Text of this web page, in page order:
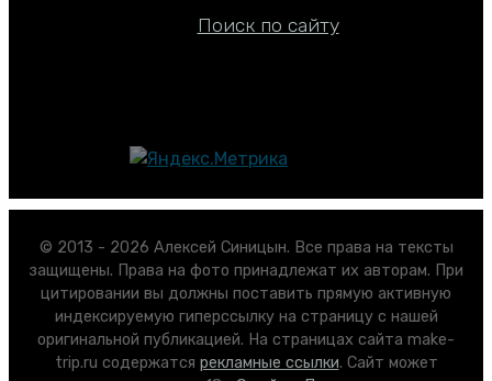
Поиск по сайту
© 2013 - 2026 Алексей Синицын. Все права на тексты
защищены. Права на фото принадлежат их авторам. При
цитировании вы должны поставить прямую активную
индексируемую гиперссылку на страницу с нашей
оригинальной публикацией. На страницах сайта make-
trip.ru содержатся рекламные ссылки. Сайт может